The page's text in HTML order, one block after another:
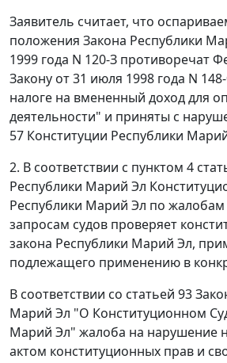
Заявитель считает, что
положения Закона Республики
1999 года N 120-З противоречат
Закону от 31 июля 1998 года N
налоге на вмененный доход для
деятельности" и приняты с
57 Конституции Республики
2. В соответствии с пунктом 4
Республики Марий Эл
Республики Марий Эл по
запросам судов проверяет
закона Республики Марий Эл,
подлежащего применению в
В соответствии со статьей 93
Марий Эл "О Конституционном
Марий Эл" жалоба на нарушение
актом конституционных прав и